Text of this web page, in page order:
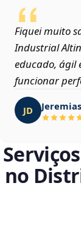
Fiquei muito
Industrial
educado, ágil
funcionar
JD
no